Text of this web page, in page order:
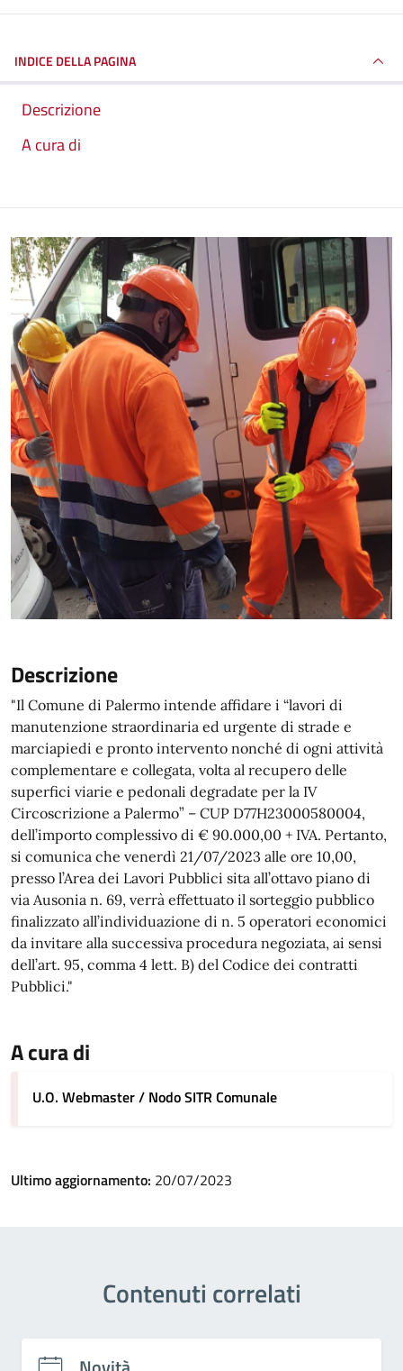
INDICE DELLA PAGINA
Descrizione
A cura di
Descrizione
"Il Comune di Palermo intende affidare i “lavori di
manutenzione straordinaria ed urgente di strade e
marciapiedi e pronto intervento nonché di ogni attività
complementare e collegata, volta al recupero delle
superfici viarie e pedonali degradate per la IV
Circoscrizione a Palermo” – CUP D77H23000580004,
dell’importo complessivo di € 90.000,00 + IVA. Pertanto,
si comunica che venerdì 21/07/2023 alle ore 10,00,
presso l’Area dei Lavori Pubblici sita all’ottavo piano di
via Ausonia n. 69, verrà effettuato il sorteggio pubblico
finalizzato all’individuazione di n. 5 operatori economici
da invitare alla successiva procedura negoziata, ai sensi
dell’art. 95, comma 4 lett. B) del Codice dei contratti
Pubblici."
A cura di
U.O. Webmaster / Nodo SITR Comunale
Ultimo aggiornamento: 20/07/2023
Contenuti correlati